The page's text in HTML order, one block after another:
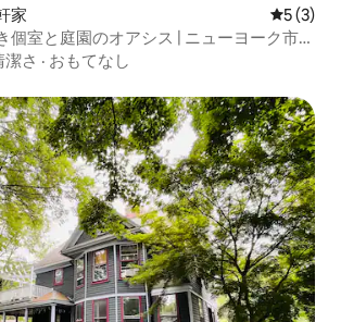
家 レビュー
5 (3)
個室と庭園のオアシス | ニューヨーク市ま
潔さ · おもてなし